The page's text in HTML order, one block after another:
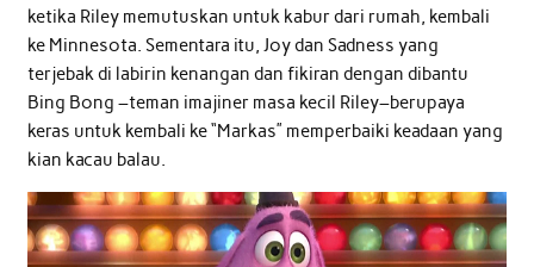
ketika Riley memutuskan untuk kabur dari rumah, kembali
ke Minnesota. Sementara itu, Joy dan Sadness yang
terjebak di labirin kenangan dan fikiran dengan dibantu
Bing Bong –teman imajiner masa kecil Riley–berupaya
keras untuk kembali ke “Markas” memperbaiki keadaan yang
kian kacau balau.